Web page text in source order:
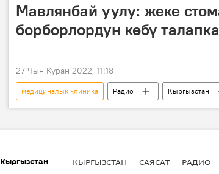
Мавлянбай уулу: жеке
борборлордун көбү
27 Чын Куран 2022, 11:18
медициналык клиника Радио Кыргызстан
стоматология
Кыргызстан КЫРГЫЗСТАН САЯСАТ РАДИО